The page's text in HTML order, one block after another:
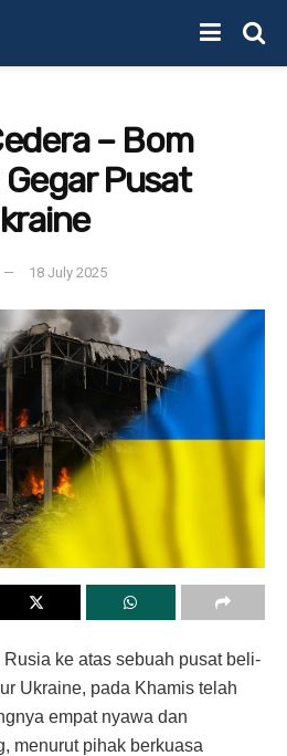
– Bom
Pusat
18 July 2025
ke atas sebuah pusat beli-
Ukraine, pada Khamis telah
empat nyawa dan
menurut pihak berkuasa